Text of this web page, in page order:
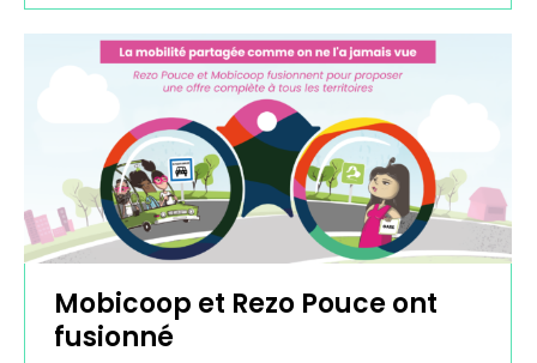
Mobicoop et Rezo Pouce ont
fusionné